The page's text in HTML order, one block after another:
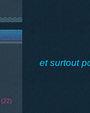
(22)
et surtout